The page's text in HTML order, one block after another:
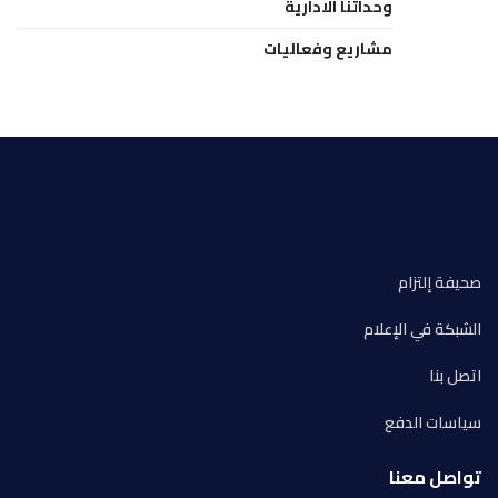
وحداتنا الادارية
مشاريع وفعاليات
صحيفة إلتزام
الشبكة في الإعلام
اتصل بنا
سياسات الدفع
تواصل معنا